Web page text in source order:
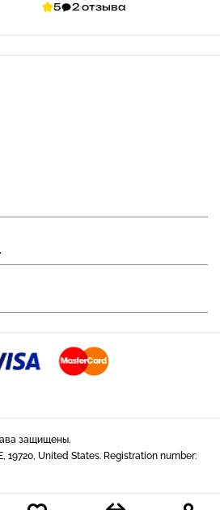
5 2 отзыва
защищены.
19720, United States. Registration number: